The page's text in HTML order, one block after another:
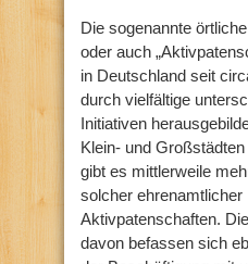
Die sogenannte
oder auch
in Deutschland seit
durch vielfältige
Initiativen
Klein- und
gibt es mittlerweile
solcher ehrenamtlicher
Aktivpatenschaften.
davon befassen sich